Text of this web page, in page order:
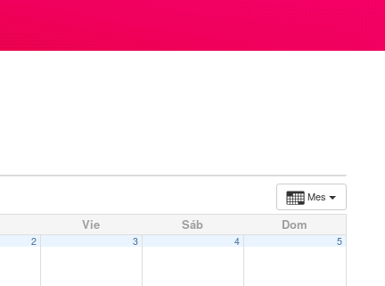
Mes
Vie Sáb Dom
2 3 4 5